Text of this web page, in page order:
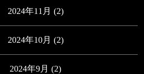
2024年11月 (2)
2024年10月 (2)
2024年9月 (2)